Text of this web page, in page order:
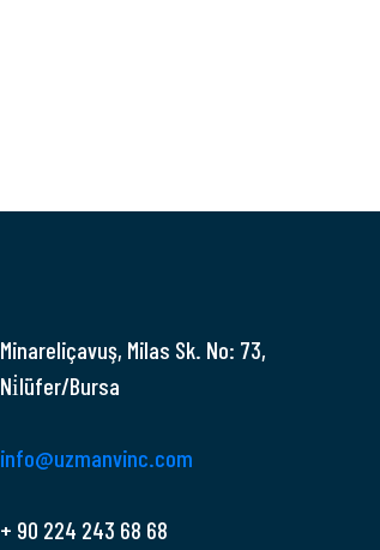
Minareliçavuş, Milas Sk. No: 73,
Ni̇lüfer/Bursa
info@uzmanvinc.com
+ 90 224 243 68 68